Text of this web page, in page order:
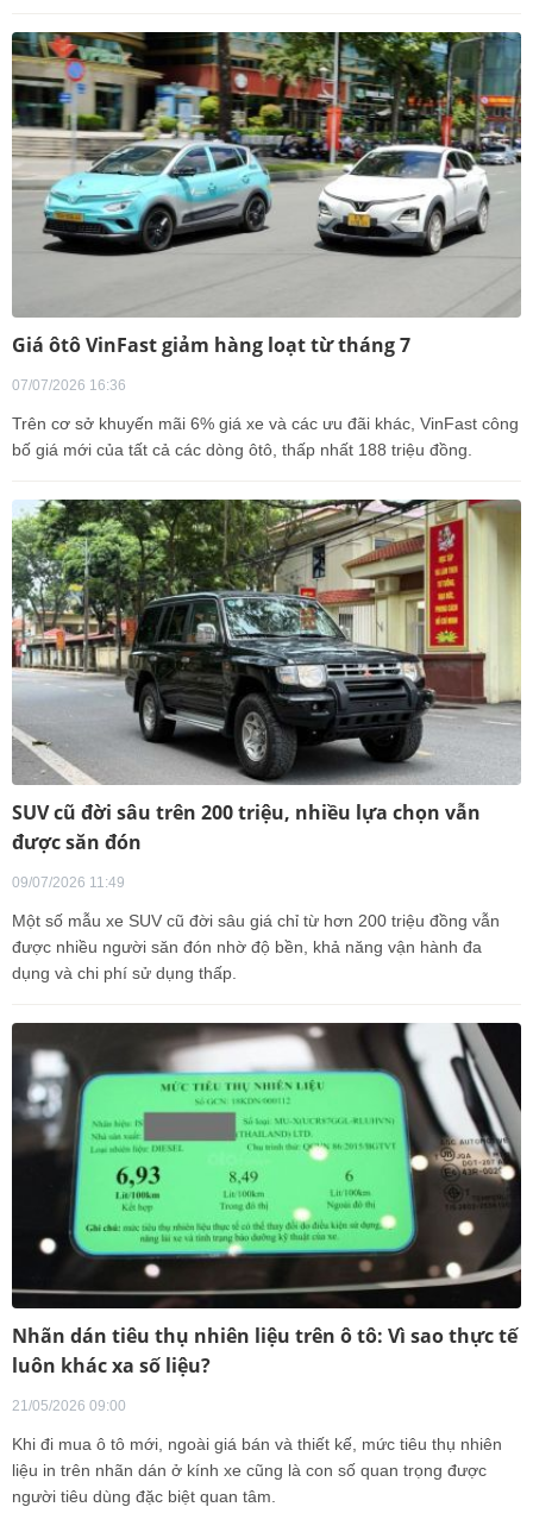
Giá ôtô VinFast giảm hàng loạt từ tháng 7
07/07/2026 16:36
Trên cơ sở khuyến mãi 6% giá xe và các ưu đãi khác, VinFast công
bố giá mới của tất cả các dòng ôtô, thấp nhất 188 triệu đồng.
SUV cũ đời sâu trên 200 triệu, nhiều lựa chọn vẫn
được săn đón
09/07/2026 11:49
Một số mẫu xe SUV cũ đời sâu giá chỉ từ hơn 200 triệu đồng vẫn
được nhiều người săn đón nhờ độ bền, khả năng vận hành đa
dụng và chi phí sử dụng thấp.
Nhãn dán tiêu thụ nhiên liệu trên ô tô: Vì sao thực tế
luôn khác xa số liệu?
21/05/2026 09:00
Khi đi mua ô tô mới, ngoài giá bán và thiết kế, mức tiêu thụ nhiên
liệu in trên nhãn dán ở kính xe cũng là con số quan trọng được
người tiêu dùng đặc biệt quan tâm.